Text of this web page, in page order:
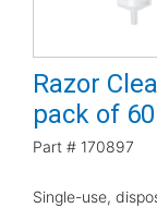
Razor
pack of 60
Part # 170897
Single-use,